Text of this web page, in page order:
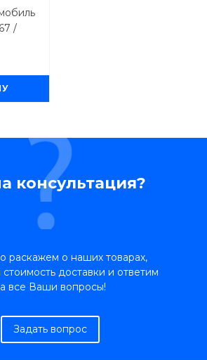
/
72
консультация?
раскажем о наших товарах,
доставки и ответим
все Ваши вопросы!
Задать вопрос